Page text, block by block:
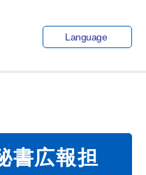
Language
書広報担